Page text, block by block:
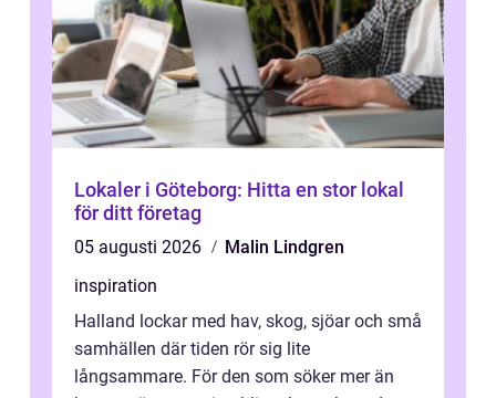
Lokaler i Göteborg: Hitta en stor lokal
för ditt företag
05 augusti 2026
Malin Lindgren
inspiration
Halland lockar med hav, skog, sjöar och små
samhällen där tiden rör sig lite
långsammare. För den som söker mer än